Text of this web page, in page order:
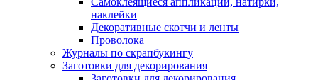
наклейки
Декоративные скотчи и ленты
Проволока
Журналы по скрапбукингу
Заготовки для декорирования